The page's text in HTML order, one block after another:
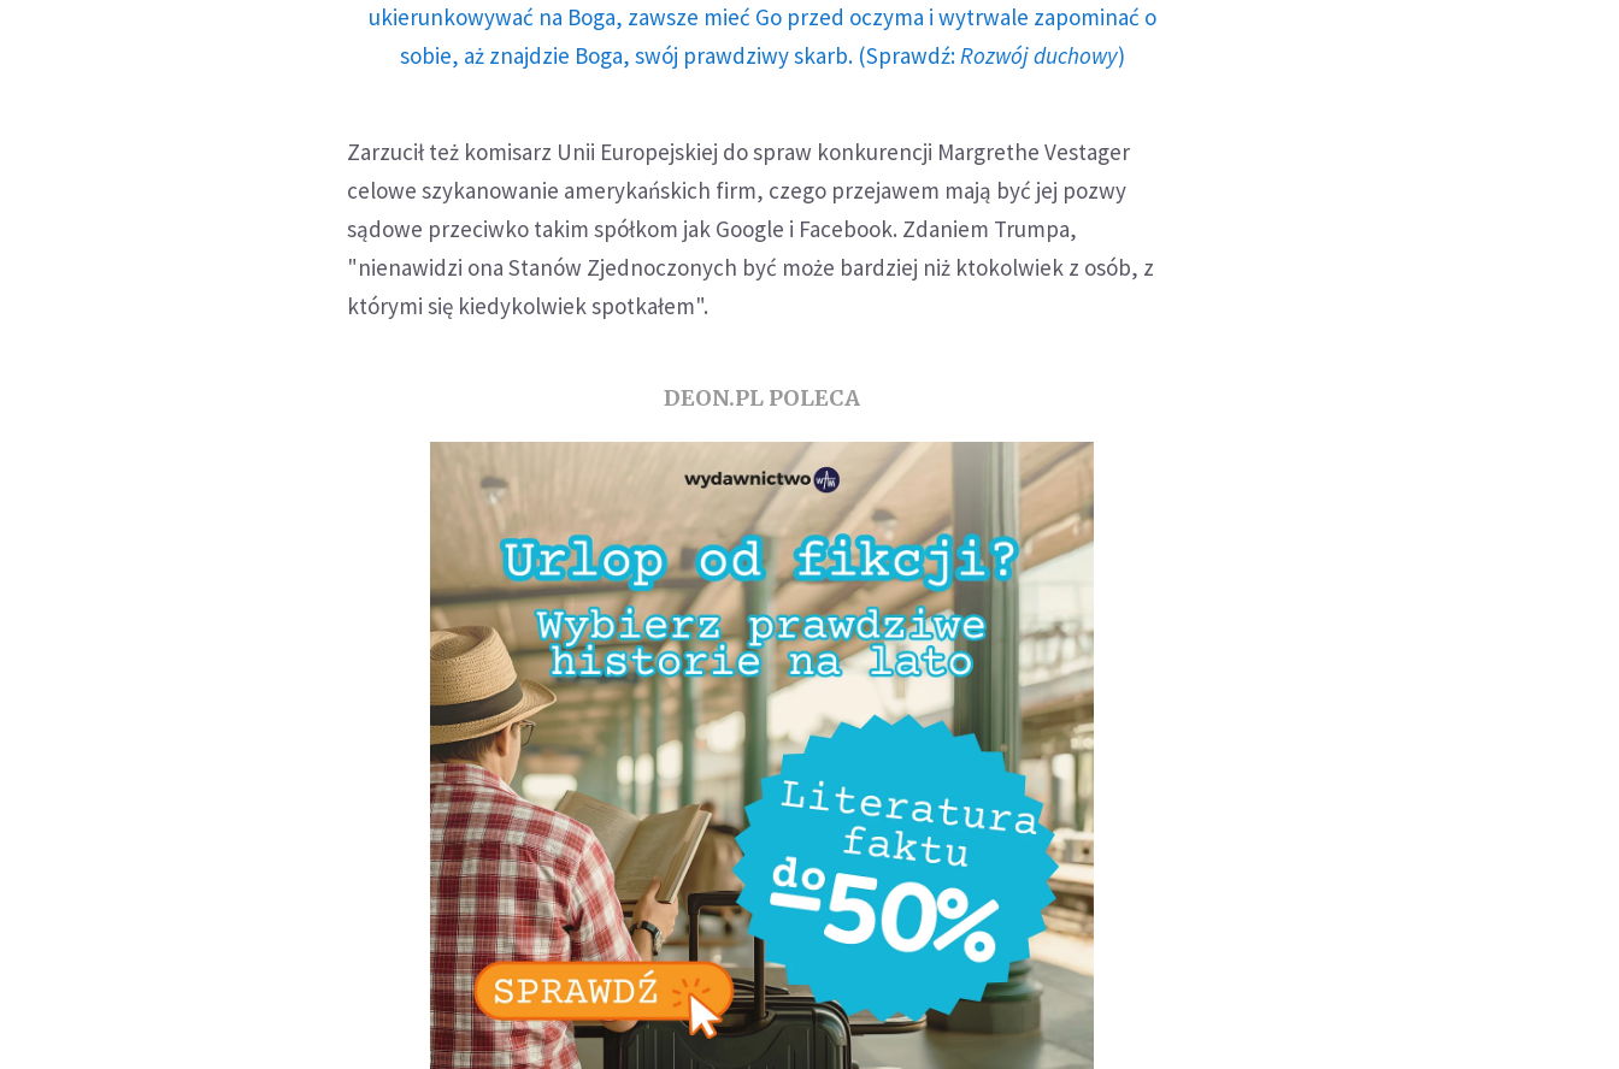
ukierunkowywać na Boga, zawsze mieć Go przed oczyma i wytrwale zapominać o
sobie, aż znajdzie Boga, swój prawdziwy skarb. (Sprawdź: Rozwój duchowy)
Zarzucił też komisarz Unii Europejskiej do spraw konkurencji Margrethe Vestager
celowe szykanowanie amerykańskich firm, czego przejawem mają być jej pozwy
sądowe przeciwko takim spółkom jak Google i Facebook. Zdaniem Trumpa,
"nienawidzi ona Stanów Zjednoczonych być może bardziej niż ktokolwiek z osób, z
którymi się kiedykolwiek spotkałem".
DEON.PL POLECA